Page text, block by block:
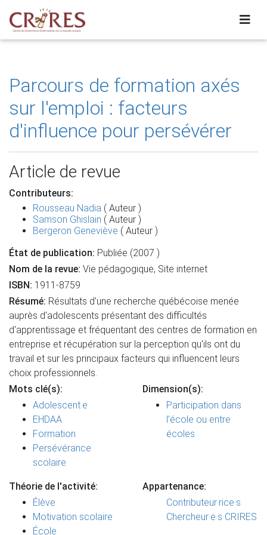
Parcours de formation axés
sur l'emploi : facteurs
d'influence pour persévérer
Article de revue
Contributeurs:
Rousseau Nadia ( Auteur )
Samson Ghislain ( Auteur )
Bergeron Geneviève ( Auteur )
État de publication: Publiée (2007 )
Nom de la revue: Vie pédagogique, Site internet
ISBN: 1911-8759
Résumé: Résultats d'une recherche québécoise menée
auprès d'adolescents présentant des difficultés
d'apprentissage et fréquentant des centres de formation en
entreprise et récupération sur la perception qu'ils ont du
travail et sur les principaux facteurs qui influencent leurs
choix professionnels.
Mots clé(s):
Adolescent·e
EHDAA
Formation
Persévérance
scolaire
Dimension(s):
Participation dans
l’école ou entre
écoles
Théorie de l'activité:
Élève
Motivation scolaire
École
Appartenance:
Contributeur·rice·s
Chercheur·e·s CRIRES